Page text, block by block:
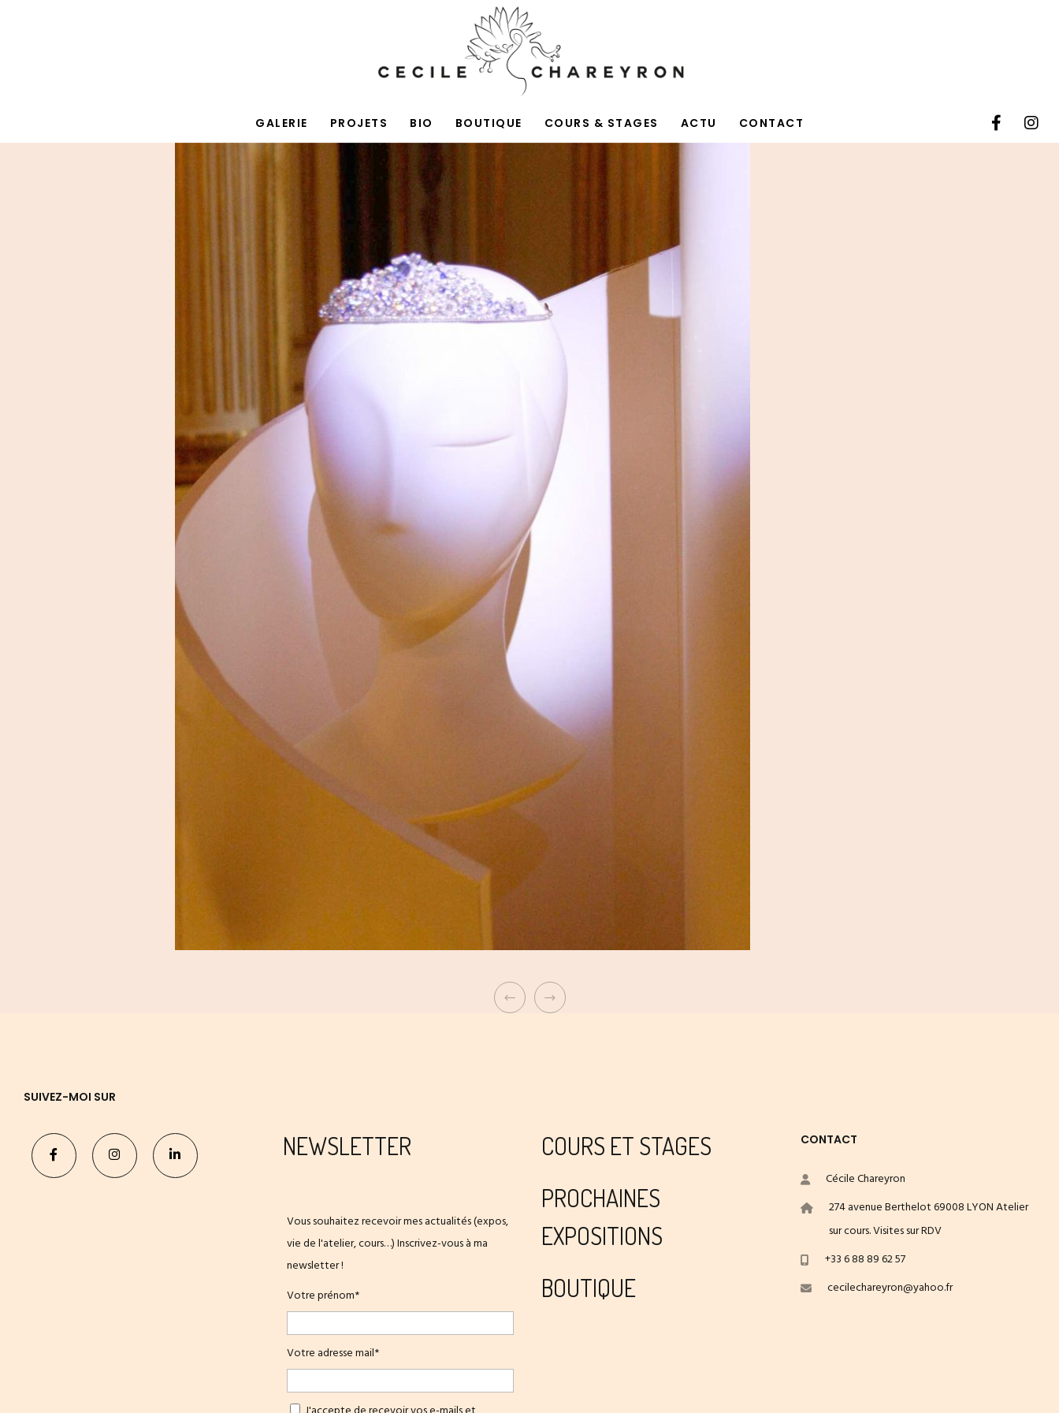
GALERIE PROJETS BIO BOUTIQUE COURS & STAGES ACTU CONTACT
SUIVEZ-MOI SUR
NEWSLETTER
Vous souhaitez recevoir mes actualités (expos,
vie de l'atelier, cours…) Inscrivez-vous à ma
newsletter !
Votre prénom*
Votre adresse mail*
COURS ET STAGES
PROCHAINES
EXPOSITIONS
BOUTIQUE
CONTACT
Cécile Chareyron
274 avenue Berthelot 69008 LYON Atelier
sur cours. Visites sur RDV
+33 6 88 89 62 57
cecilechareyron@yahoo.fr